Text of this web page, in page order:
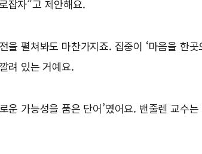
잡자”고 제안해요.
을 펼쳐봐도 마찬가지죠. 집중이 ‘마음을 한
려 있는 거예요.
운 가능성을 품은 단어’였어요. 밴줄렌 교수